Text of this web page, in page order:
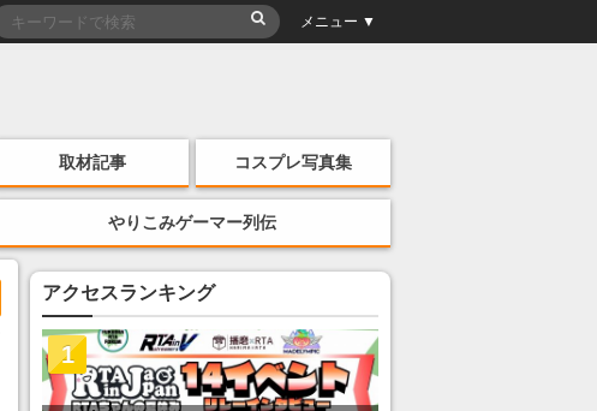
メニュー ▼
取材記事 コスプレ写真集
やりこみゲーマー列伝
アクセスランキング
1